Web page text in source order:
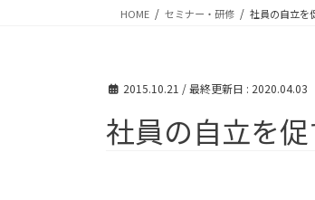
HOME セミナー・研修 社員の自立を
2015.10.21 / 最終更新日 : 2020.04.03
社員の自立を